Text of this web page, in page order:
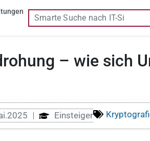
– wie sich
Einsteiger